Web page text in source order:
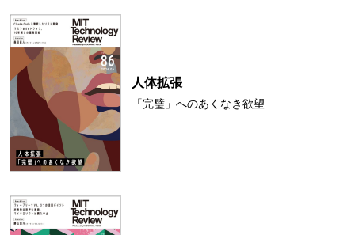
人体拡張
「完璧」へのあくなき欲望